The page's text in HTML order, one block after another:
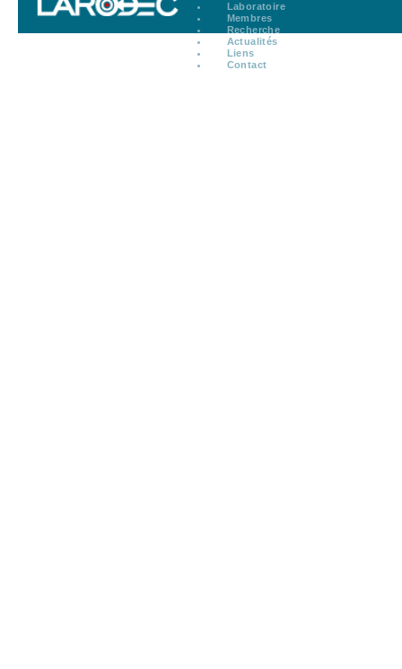
Laboratoire
Membres
Recherche
Actualités
Liens
Contact